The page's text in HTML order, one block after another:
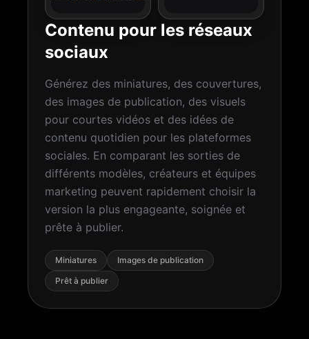
Contenu pour les réseaux
sociaux
Générez des miniatures, des couvertures,
des images de publication, des visuels
pour courtes vidéos et des idées de
contenu quotidien pour les plateformes
sociales. En comparant les sorties de
différents modèles, créateurs et équipes
marketing peuvent rapidement choisir la
version la plus engageante, soignée et
prête à publier.
Miniatures
Images de publication
Prêt à publier